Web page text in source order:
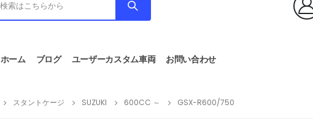
ホーム ブログ ユーザーカスタム車両 お問い合わせ
スタントケージ SUZUKI 600CC ～ GSX-R600/750